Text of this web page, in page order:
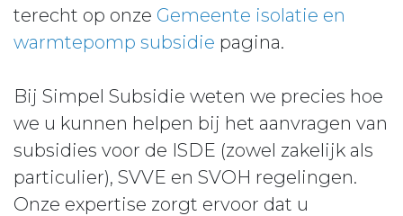
terecht op onze Gemeente isolatie en
warmtepomp subsidie pagina.
Bij Simpel Subsidie weten we precies hoe
we u kunnen helpen bij het aanvragen van
subsidies voor de ISDE (zowel zakelijk als
particulier), SVVE en SVOH regelingen.
Onze expertise zorgt ervoor dat u